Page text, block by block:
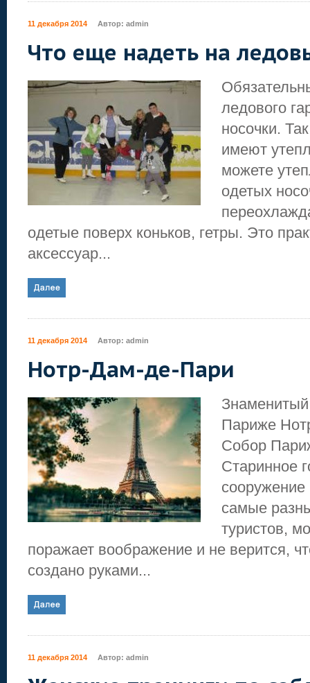
11 декабря 2014 Автор: admin
Что еще надеть на
ледового
носочки.
имеют
можете
одетых
одетые поверх коньков, гетры. Это
аксессуар...
11 декабря 2014 Автор: admin
Нотр-Дам-де-Пари
Париже
Собор
Старинное
самые
туристов,
поражает воображение и не верится,
создано руками...
11 декабря 2014 Автор: admin